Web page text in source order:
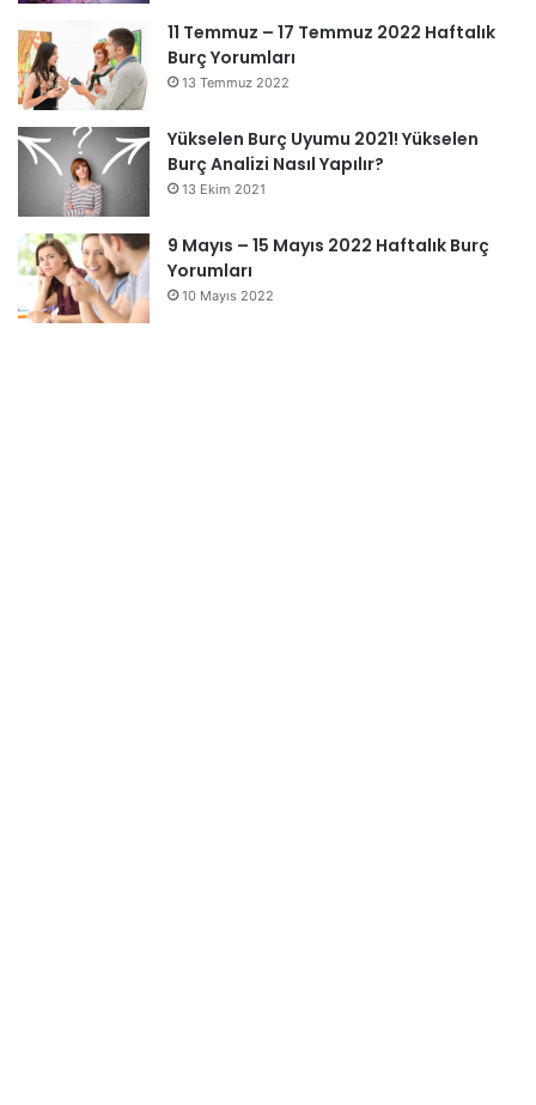
11 Temmuz – 17 Temmuz 2022 Haftalık
Burç Yorumları
13 Temmuz 2022
Yükselen Burç Uyumu 2021! Yükselen
Burç Analizi Nasıl Yapılır?
13 Ekim 2021
9 Mayıs – 15 Mayıs 2022 Haftalık Burç
Yorumları
10 Mayıs 2022